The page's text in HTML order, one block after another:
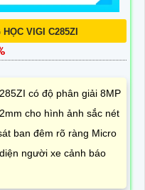
VIGI C285ZI
có độ phân giải 8MP
cho hình ảnh sắc nét
ban đêm rõ ràng Micro
người xe cảnh báo